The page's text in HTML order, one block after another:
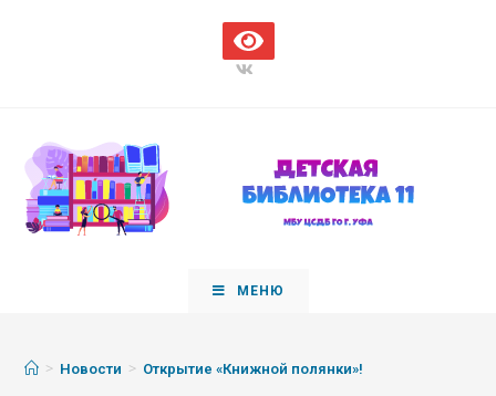
МЕНЮ
> Новости > Открытие «Книжной полянки»!